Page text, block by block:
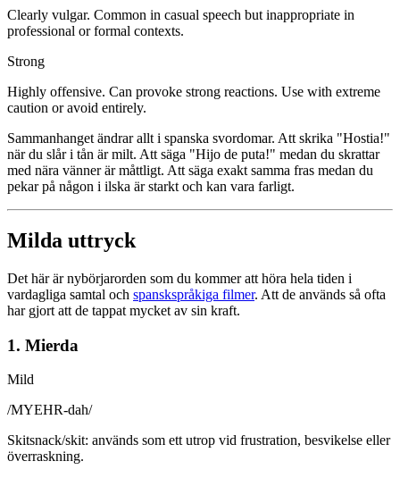
Clearly vulgar. Common in casual speech but inappropriate in
professional or formal contexts.
Strong
Highly offensive. Can provoke strong reactions. Use with extreme
caution or avoid entirely.
Sammanhanget ändrar allt i spanska svordomar. Att skrika "Hostia!"
när du slår i tån är milt. Att säga "Hijo de puta!" medan du skrattar
med nära vänner är måttligt. Att säga exakt samma fras medan du
pekar på någon i ilska är starkt och kan vara farligt.
Milda uttryck
Det här är nybörjarorden som du kommer att höra hela tiden i
vardagliga samtal och spanskspråkiga filmer. Att de används så ofta
har gjort att de tappat mycket av sin kraft.
1. Mierda
Mild
/MYEHR-dah/
Skitsnack/skit: används som ett utrop vid frustration, besvikelse eller
överraskning.